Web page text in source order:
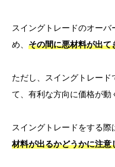
スイングトレードのオー
め、 その間に悪材料が出て
ただし、スイングトレー
て、有利な方向に価格が動
スイングトレードをする際
材料が出るかどうかに注